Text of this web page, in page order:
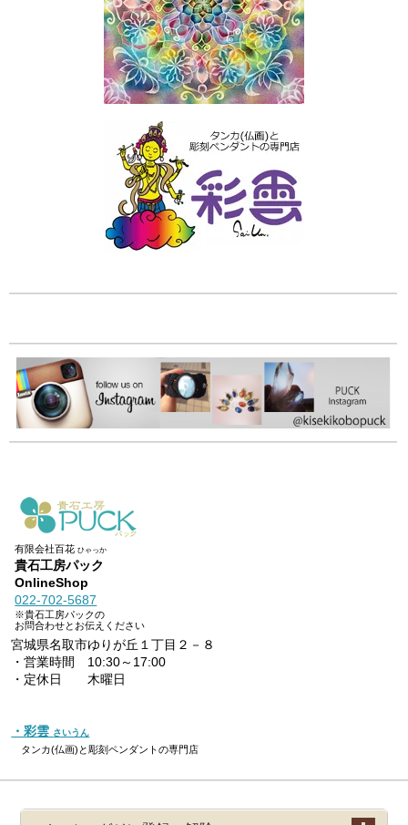
有限会社百花ひゃっか
貴石工房パック
OnlineShop
022-702-5687
※貴石工房パックの
お問合わせとお伝えください
宮城県名取市ゆりが丘１丁目２－８
・営業時間 10:30～17:00
・定休日 木曜日
・彩雲 さいうん
タンカ(仏画)と彫刻ペンダントの専門店